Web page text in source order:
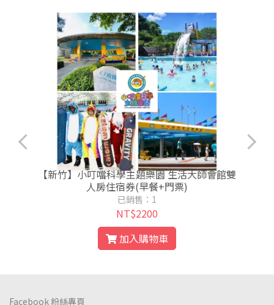
【新竹】小叮噹科學主題樂園 生活大師會館雙
人房住宿券(早餐+門票)
已銷售：1
NT$2200
加入購物車
Facebook 粉絲專頁